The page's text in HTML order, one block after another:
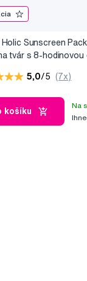
Holic Sunscreen
tvár s 8-hodinovou
5,0/5 (7x)
košíku
Na